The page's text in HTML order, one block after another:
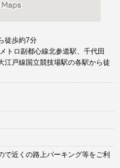
徒歩約7分
トロ副都心線北参道駅、千代田
江戸線国立競技場駅の各駅から徒
で近くの路上パーキング等をご利